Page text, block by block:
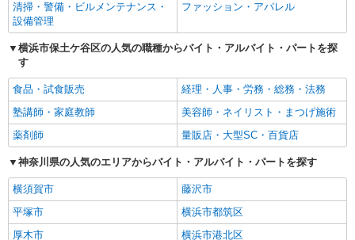
清掃・警備・ビルメンテナンス・
設備管理
ファッション・アパレル
横浜市保土ケ谷区の人気の職種からバイト・アルバイト・パートを探
す
食品・試食販売
経理・人事・労務・総務・法務
塾講師・家庭教師
美容師・ネイリスト・まつげ施術
薬剤師
量販店・大型SC・百貨店
神奈川県の人気のエリアからバイト・アルバイト・パートを探す
横須賀市
藤沢市
平塚市
横浜市都筑区
厚木市
横浜市港北区